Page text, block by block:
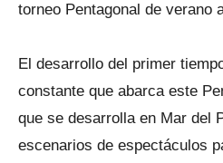
torneo Pentagonal de verano
El desarrollo del primer
constante que abarca este
que se desarrolla en Mar del
escenarios de espectáculos